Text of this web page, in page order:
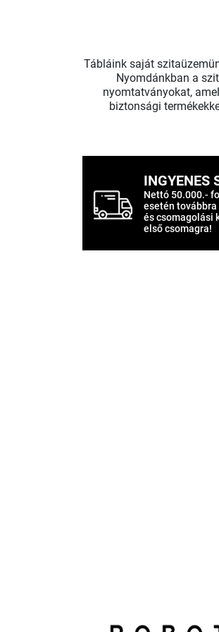
Tábláink saját
Nyomdánkban a
nyomtatványokat,
biztonsági
INGYENES
Nettó 50.000.-
esetén
és csomagolási
első csomagra!